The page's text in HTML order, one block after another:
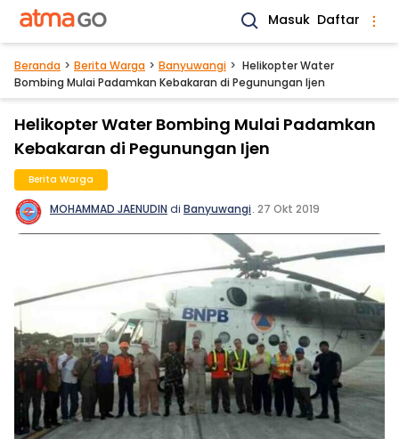
Masuk Daftar
Beranda Berita Warga Banyuwangi
Helikopter Water
Bombing Mulai Padamkan Kebakaran di Pegunungan Ijen
Helikopter Water Bombing Mulai Padamkan
Kebakaran di Pegunungan Ijen
Berita Warga
MOHAMMAD JAENUDIN di Banyuwangi. 27 Okt 2019